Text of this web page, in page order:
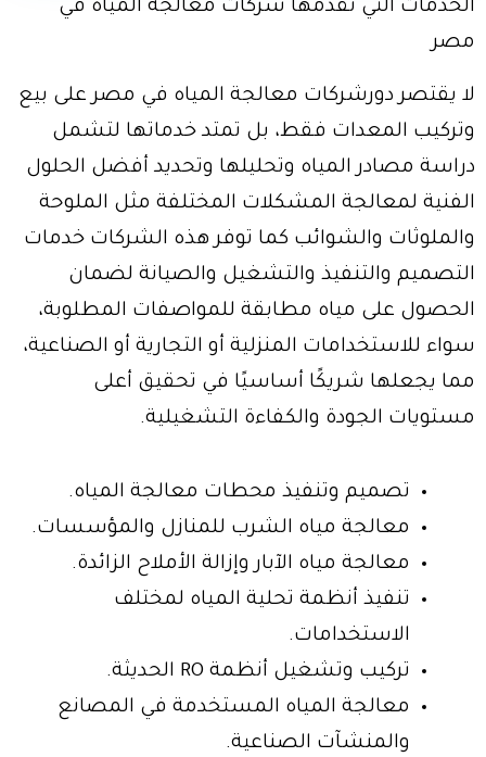
الخدمات التي تقدمها شركات معالجة المياه في
مصر
لا يقتصر دورشركات معالجة المياه في مصر على بيع
وتركيب المعدات فقط، بل تمتد خدماتها لتشمل
دراسة مصادر المياه وتحليلها وتحديد أفضل الحلول
الفنية لمعالجة المشكلات المختلفة مثل الملوحة
والملوثات والشوائب كما توفر هذه الشركات خدمات
التصميم والتنفيذ والتشغيل والصيانة لضمان
الحصول على مياه مطابقة للمواصفات المطلوبة،
سواء للاستخدامات المنزلية أو التجارية أو الصناعية،
مما يجعلها شريكًا أساسيًا في تحقيق أعلى
مستويات الجودة والكفاءة التشغيلية.
تصميم وتنفيذ محطات معالجة المياه.
معالجة مياه الشرب للمنازل والمؤسسات.
معالجة مياه الآبار وإزالة الأملاح الزائدة.
تنفيذ أنظمة تحلية المياه لمختلف
الاستخدامات.
تركيب وتشغيل أنظمة RO الحديثة.
معالجة المياه المستخدمة في المصانع
والمنشآت الصناعية.